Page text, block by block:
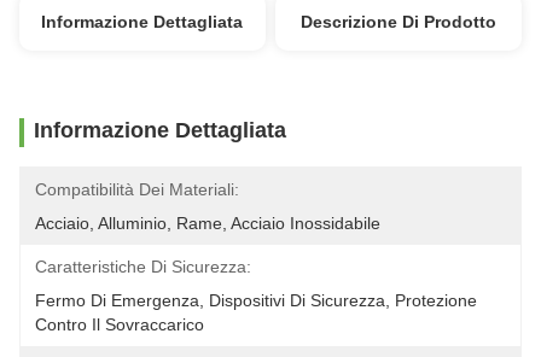
Informazione Dettagliata Descrizione Di Prodotto
Informazione Dettagliata
Compatibilità Dei Materiali:
Acciaio, Alluminio, Rame, Acciaio Inossidabile
Caratteristiche Di Sicurezza:
Fermo Di Emergenza, Dispositivi Di Sicurezza, Protezione
Contro Il Sovraccarico